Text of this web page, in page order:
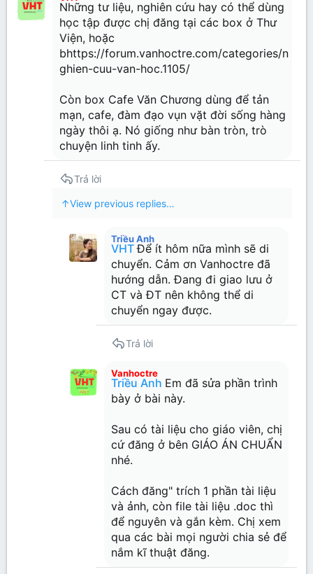
Verdana
Những tư liệu, nghiên cứu hay có thể dùng
học tập được chị đăng tại các box ở Thư
Viện, hoặc
bhttps://forum.vanhoctre.com/categories/n
ghien-cuu-van-hoc.1105/
Còn box Cafe Văn Chương dùng để tản
mạn, cafe, đàm đạo vụn vặt đời sống hàng
ngày thôi ạ. Nó giống như bàn tròn, trò
chuyện linh tinh ấy.
Trả lời
↑View previous replies…
Triều Anh
VHT Để ít hôm nữa mình sẽ di
chuyển. Cảm ơn Vanhoctre đã
hướng dẫn. Đang đi giao lưu ở
CT và ĐT nên không thể di
chuyển ngay được.
Trả lời
Vanhoctre
Triều Anh Em đã sửa phần trình
bày ở bài này.
Sau có tài liệu cho giáo viên, chị
cứ đăng ở bên GIÁO ÁN CHUẨN
nhé.
Cách đăng" trích 1 phần tài liệu
và ảnh, còn file tài liệu .doc thì
để nguyên và gắn kèm. Chị xem
qua các bài mọi người chia sẻ để
nắm kĩ thuật đăng.